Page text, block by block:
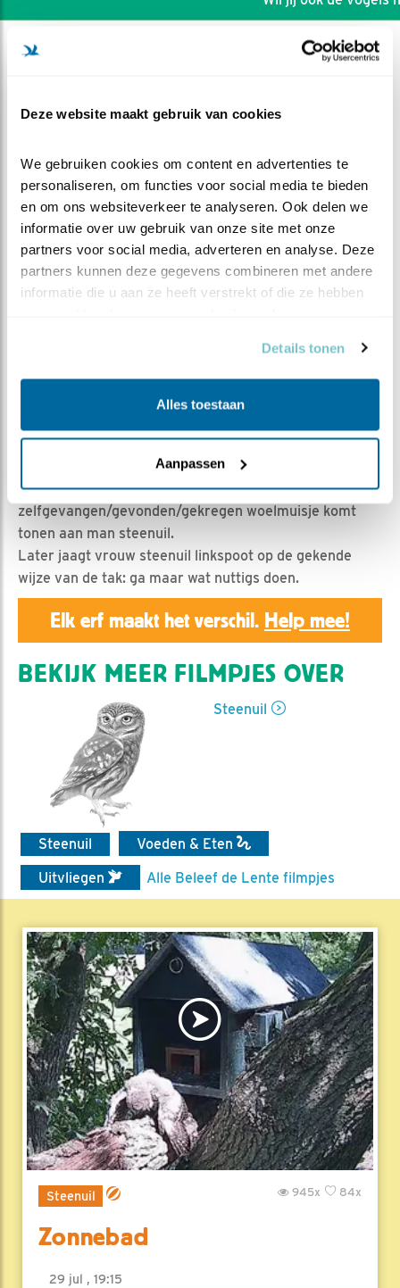
Deze website maakt gebruik van cookies
We gebruiken cookies om content en advertenties te
personaliseren, om functies voor social media te bieden
en om ons websiteverkeer te analyseren. Ook delen we
informatie over uw gebruik van onze site met onze
partners voor social media, adverteren en analyse. Deze
partners kunnen deze gegevens combineren met andere
informatie die u aan ze heeft verstrekt of die ze hebben
Details tonen
Alles toestaan
Aanpassen
Linkspoot met en zonder
Geert | Geplaatst op 16 juli 2019, 23:55 | Vind ik leuk|
|
1073x
Het lijkt erop dat het linksgeringde jong een
zelfgevangen/gevonden/gekregen woelmuisje komt
tonen aan man steenuil.
Later jaagt vrouw steenuil linkspoot op de gekende
wijze van de tak: ga maar wat nuttigs doen.
Elk erf maakt het verschil. Help mee!
BEKIJK MEER FILMPJES OVER
Steenuil
Steenuil
Voeden & Eten
Uitvliegen
Alle Beleef de Lente filmpjes
Steenuil 84x
945x
Zonnebad
29 jul , 19:15